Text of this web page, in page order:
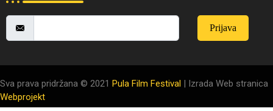
Prijava
Sva prava pridržana © 2021 Pula Film Festival
| Izrada Web stranica
Webprojekt